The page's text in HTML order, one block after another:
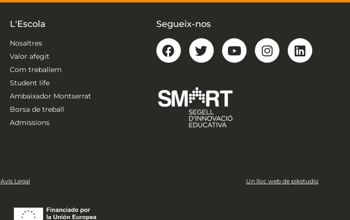
L'Escola
Nosaltres
Valor afegit
Com treballem
Student life
Ambaixador Montserrat
Borsa de treball
Admissions
Segueix-nos
Avís Legal Un lloc web de pikstudio